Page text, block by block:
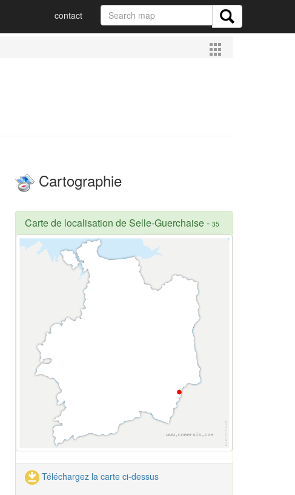
contact
Cartographie
Carte de localisation de Selle-Guerchaise- 35
Téléchargez la carte ci-dessus